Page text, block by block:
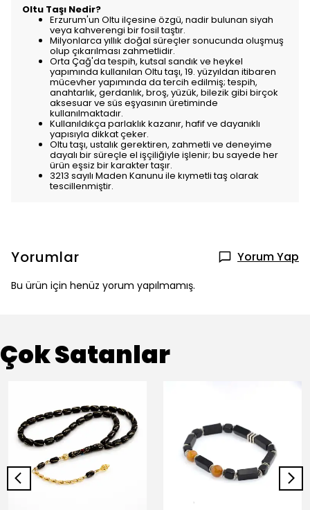
Oltu Taşı Nedir?
Erzurum'un Oltu ilçesine özgü, nadir bulunan siyah
veya kahverengi bir fosil taştır.
Milyonlarca yıllık doğal süreçler sonucunda oluşmuş
olup çıkarılması zahmetlidir.
Orta Çağ'da tespih, kutsal sandık ve heykel
yapımında kullanılan Oltu taşı, 19. yüzyıldan itibaren
mücevher yapımında da tercih edilmiş; tespih,
anahtarlık, gerdanlık, broş, yüzük, bilezik gibi birçok
aksesuar ve süs eşyasının üretiminde
kullanılmaktadır.
Kullanıldıkça parlaklık kazanır, hafif ve dayanıklı
yapısıyla dikkat çeker.
Oltu taşı, ustalık gerektiren, zahmetli ve deneyime
dayalı bir süreçle el işçiliğiyle işlenir; bu sayede her
ürün eşsiz bir karakter taşır.
3213 sayılı Maden Kanunu ile kıymetli taş olarak
tescillenmiştir.
Yorumlar Yorum Yap
Bu ürün için henüz yorum yapılmamış.
Çok Satanlar